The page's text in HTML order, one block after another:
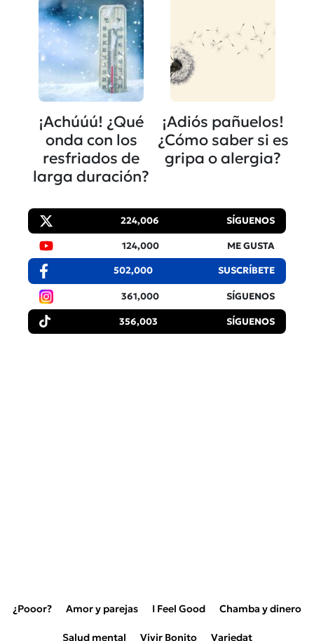
¡Achúúú! ¿Qué
onda con los
resfriados de
larga duración?
¡Adiós pañuelos!
¿Cómo saber si es
gripa o alergia?
224,006 SÍGUENOS
124,000 ME GUSTA
502,000 SUSCRÍBETE
361,000 SÍGUENOS
356,003 SÍGUENOS
¿Pooor? Amor y parejas I Feel Good Chamba y dinero
Salud mental Vivir Bonito Variedat